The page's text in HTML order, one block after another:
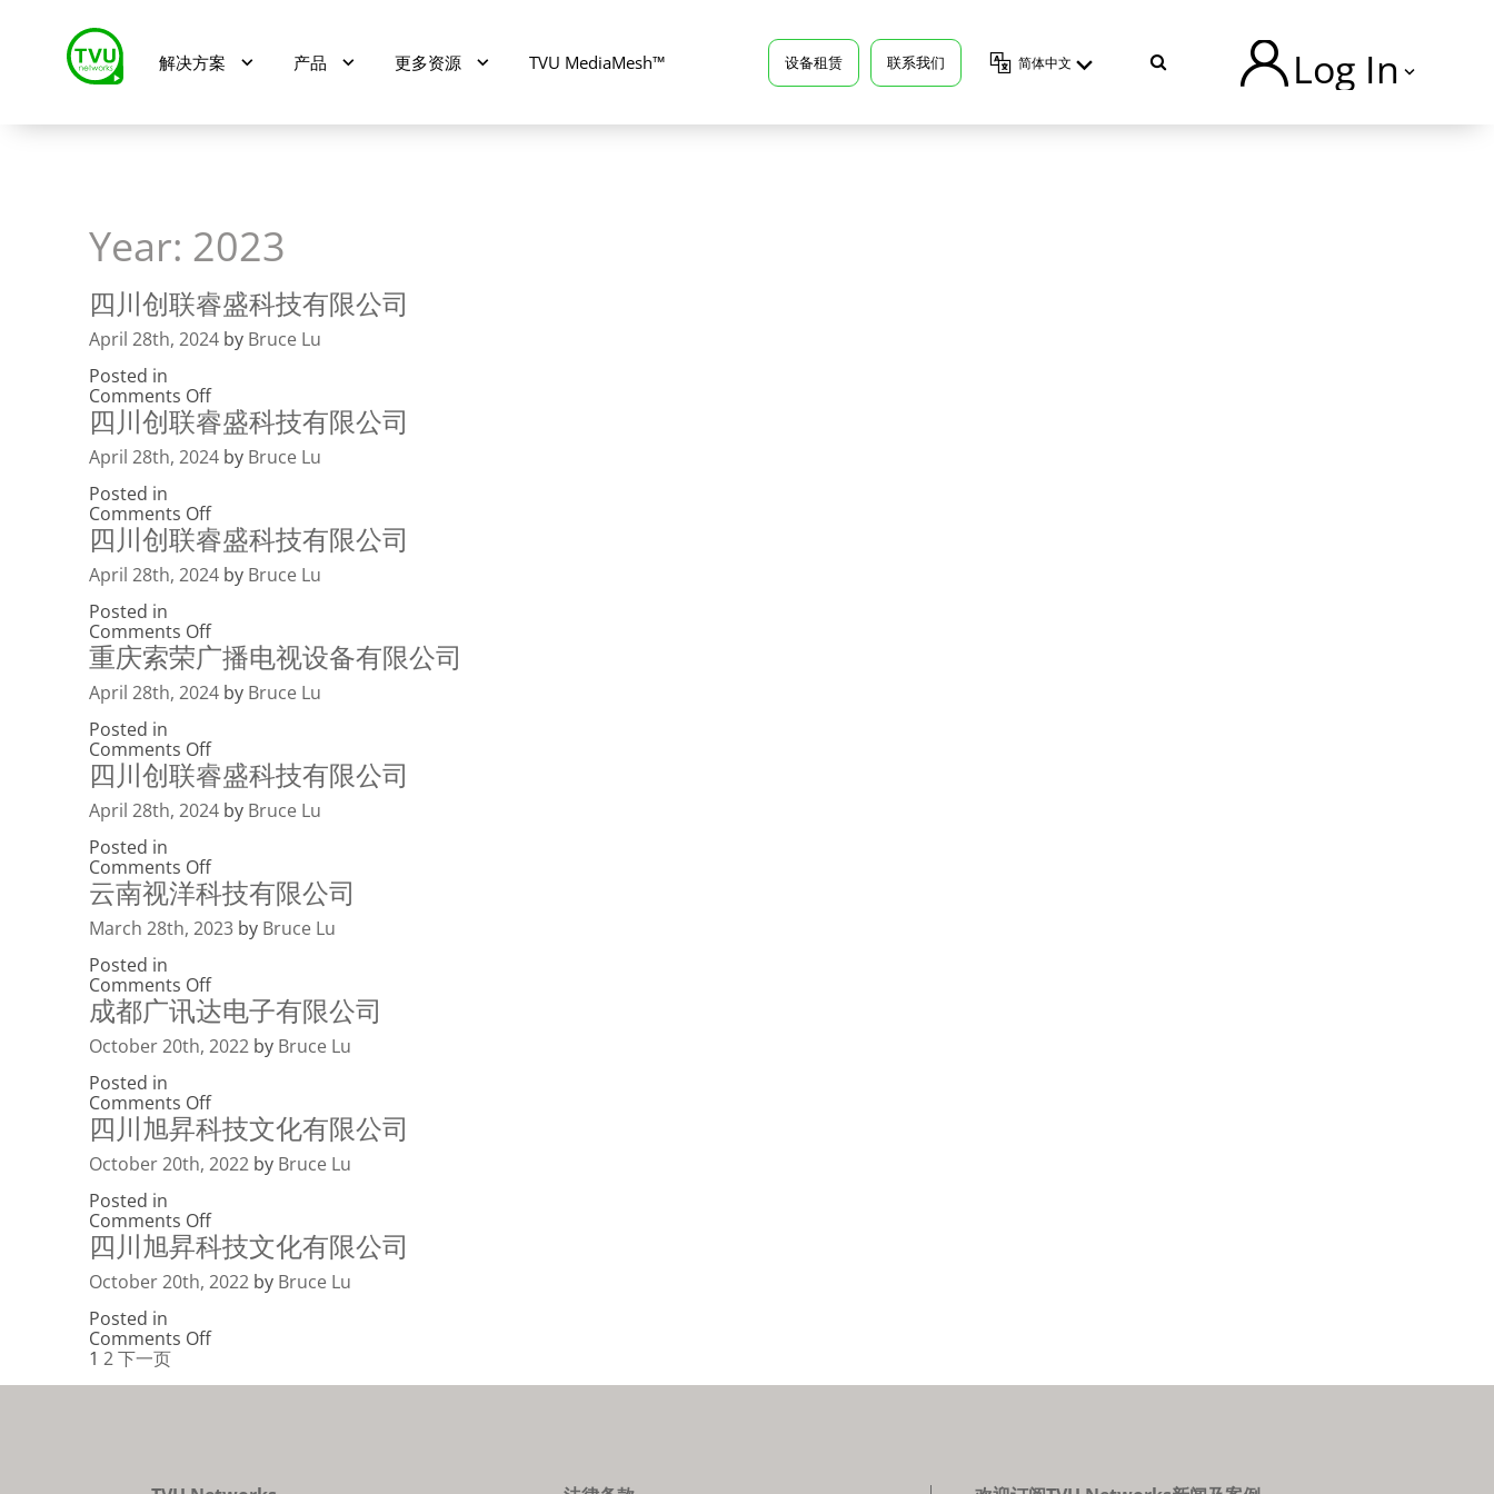
解决方案 产品 更多资源 TVU MediaMesh™ 设备租赁 联系我们 简体中文 Log In
Year: 2023
四川创联睿盛科技有限公司
April 28th, 2024 by Bruce Lu
Posted in
Comments Offon
四
川
创
盛
科
技
有
司
四川创联睿盛科技有限公司
April 28th, 2024 by Bruce Lu
Posted in
Comments Offon
四
川
创
盛
科
技
有
司
四川创联睿盛科技有限公司
April 28th, 2024 by Bruce Lu
Posted in
Comments Offon
四
川
创
盛
科
技
有
司
重庆索荣广播电视设备有限公司
April 28th, 2024 by Bruce Lu
Posted in
Comments Offon
重
庆
索
播
电
视
设
限
公
司
四川创联睿盛科技有限公司
April 28th, 2024 by Bruce Lu
Posted in
Comments Offon
四
川
创
盛
科
技
有
司
云南视洋科技有限公司
March 28th, 2023 by Bruce Lu
Posted in
Comments Offon
云
南
视
技
有
限
公
成都广讯达电子有限公司
October 20th, 2022 by Bruce Lu
Posted in
Comments Offon
成
都
广
电
子
有
限
四川旭昇科技文化有限公司
October 20th, 2022 by Bruce Lu
Posted in
Comments Offon
四
川
旭
技
化
四川旭昇科技文化有限公司
October 20th, 2022 by Bruce Lu
Posted in
Comments Offon
Posts
navigation
1 2 下一页